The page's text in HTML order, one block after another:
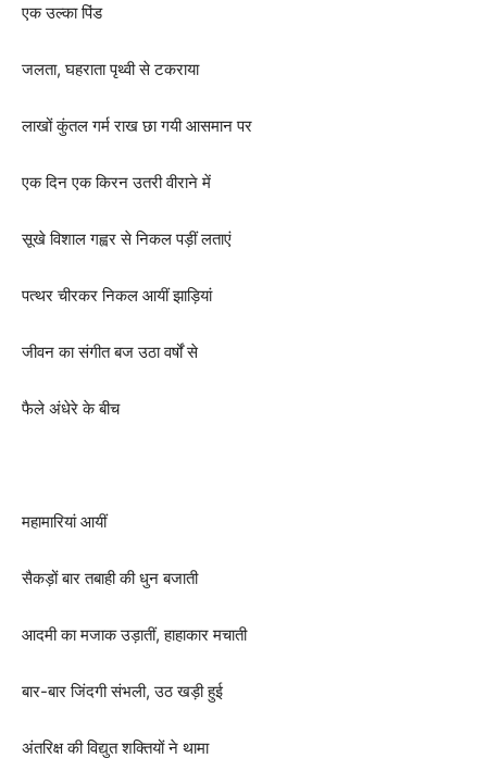
एक उल्का पिंड
जलता, घहराता पृथ्वी से टकराया
लाखों कुंतल गर्म राख छा गयी आसमान पर
एक दिन एक किरन उतरी वीराने में
सूखे विशाल गह्वर से निकल पड़ीं लताएं
पत्थर चीरकर निकल आयीं झाड़ियां
जीवन का संगीत बज उठा वर्षों से
फैले अंधेरे के बीच
महामारियां आयीं
सैकड़ों बार तबाही की धुन बजाती
आदमी का मजाक उड़ातीं, हाहाकार मचाती
बार-बार जिंदगी संभली, उठ खड़ी हुई
अंतरिक्ष की विद्युत शक्तियों ने थामा